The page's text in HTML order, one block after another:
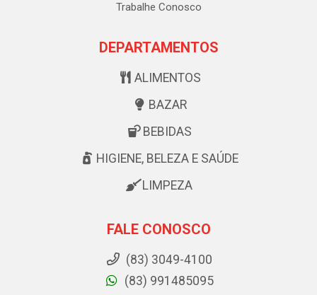
Trabalhe Conosco
DEPARTAMENTOS
ALIMENTOS
BAZAR
BEBIDAS
HIGIENE, BELEZA E SAÚDE
LIMPEZA
FALE CONOSCO
(83) 3049-4100
(83) 991485095